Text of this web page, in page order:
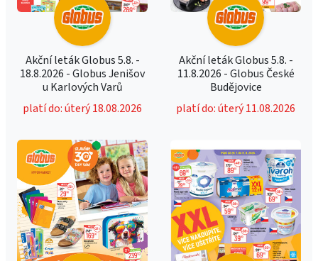
Akční leták Globus 5.8. -
18.8.2026 - Globus Jenišov
u Karlových Varů
platí do: úterý 18.08.2026
Akční leták Globus 5.8. -
11.8.2026 - Globus České
Budějovice
platí do: úterý 11.08.2026